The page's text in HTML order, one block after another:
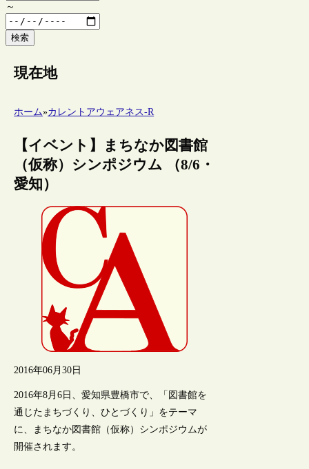
～
検索
現在地
ホーム»カレントアウェアネス-R
【イベント】まちなか図書館
（仮称）シンポジウム （8/6・
愛知）
2016年06月30日
2016年8月6日、愛知県豊橋市で、「図書館を
通じたまちづくり、ひとづくり」をテーマ
に、まちなか図書館（仮称）シンポジウムが
開催されます。